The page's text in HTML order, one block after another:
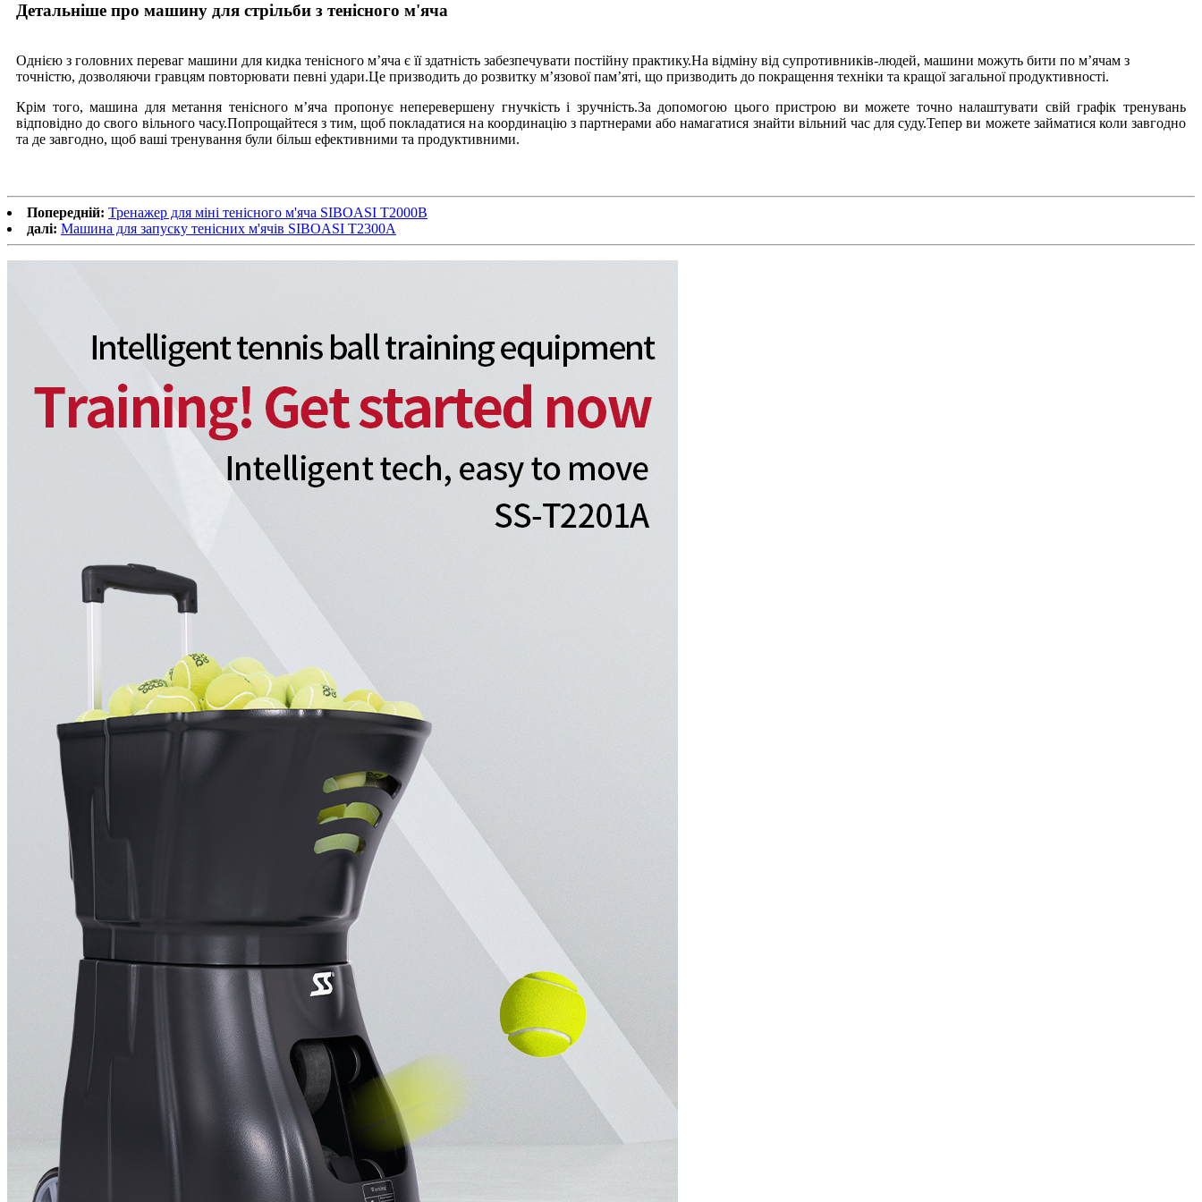
Детальніше про машину для стрільби з тенісного м'яча
Однією з головних переваг машини для кидка тенісного м’яча є її здатність забезпечувати постійну практику.На відміну від супротивників-людей, машини можуть бити по м’ячам з
точністю, дозволяючи гравцям повторювати певні удари.Це призводить до розвитку м’язової пам’яті, що призводить до покращення техніки та кращої загальної продуктивності.
Крім того, машина для метання тенісного м’яча пропонує неперевершену гнучкість і зручність.За допомогою цього пристрою ви можете точно налаштувати свій графік тренувань
відповідно до свого вільного часу.Попрощайтеся з тим, щоб покладатися на координацію з партнерами або намагатися знайти вільний час для суду.Тепер ви можете займатися коли завгодно
та де завгодно, щоб ваші тренування були більш ефективними та продуктивними.
Попередній: Тренажер для міні тенісного м'яча SIBOASI T2000B
далі: Машина для запуску тенісних м'ячів SIBOASI T2300A